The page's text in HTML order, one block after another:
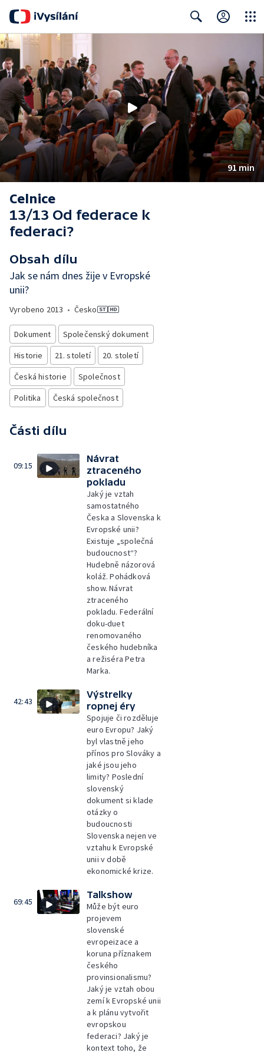
91 min
Celnice
13/13 Od federace k
federaci?
Obsah dílu
Jak se nám dnes žije v Evropské
unii?
Vyrobeno 2013 • Česko
Dokument
Společenský dokument
Historie
21. století
20. století
Česká historie
Společnost
Politika
Česká společnost
Části dílu
09:15
Návrat
ztraceného
pokladu
Jaký je vztah
samostatného
Česka a Slovenska k
Evropské unii?
Existuje „společná
budoucnost“?
Hudebně názorová
koláž. Pohádková
show. Návrat
ztraceného
pokladu. Federální
doku-duet
renomovaného
českého hudebníka
a režiséra Petra
Marka.
42:43
Výstrelky
ropnej éry
Spojuje či rozděluje
euro Evropu? Jaký
byl vlastně jeho
přínos pro Slováky a
jaké jsou jeho
limity? Poslední
slovenský
dokument si klade
otázky o
budoucnosti
Slovenska nejen ve
vztahu k Evropské
unii v době
ekonomické krize.
69:45
Talkshow
Může být euro
projevem
slovenské
evropeizace a
koruna příznakem
českého
provinsionalismu?
Jaký je vztah obou
zemí k Evropské unii
a k plánu vytvořit
evropskou
federaci? Jaký je
kontext toho, že